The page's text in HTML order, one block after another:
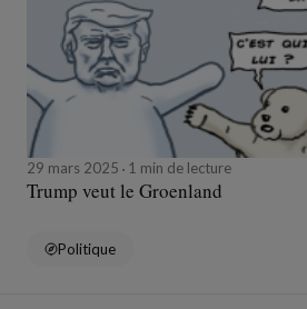
29 mars 2025 1 min de lecture
Trump veut le Groenland
Politique